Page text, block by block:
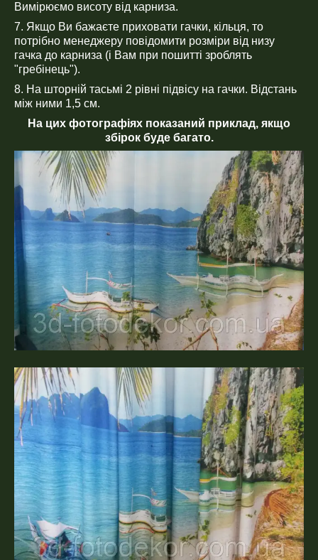
Вимірюємо висоту від карниза.
7. Якщо Ви бажаєте приховати гачки, кільця, то
потрібно менеджеру повідомити розміри від низу
гачка до карниза (і Вам при пошитті зроблять
"гребінець").
8. На шторній тасьмі 2 рівні підвісу на гачки. Відстань
між ними 1,5 см.
На цих фотографіях показаний приклад, якщо
збірок буде багато.